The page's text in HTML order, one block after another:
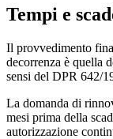
Tempi e
Il provvedimento
decorrenza è quella
sensi del DPR 642/
La domanda di
mesi prima della
autorizzazione